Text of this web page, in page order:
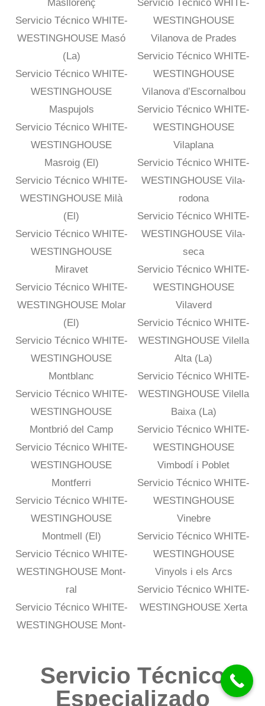
Servicio Técnico WHITE-
WESTINGHOUSE Masó
(La)
Servicio Técnico WHITE-
WESTINGHOUSE
Maspujols
Servicio Técnico WHITE-
WESTINGHOUSE
Masroig (El)
Servicio Técnico WHITE-
WESTINGHOUSE Milà
(El)
Servicio Técnico WHITE-
WESTINGHOUSE
Miravet
Servicio Técnico WHITE-
WESTINGHOUSE Molar
(El)
Servicio Técnico WHITE-
WESTINGHOUSE
Montblanc
Servicio Técnico WHITE-
WESTINGHOUSE
Montbrió del Camp
Servicio Técnico WHITE-
WESTINGHOUSE
Montferri
Servicio Técnico WHITE-
WESTINGHOUSE
Montmell (El)
Servicio Técnico WHITE-
WESTINGHOUSE Mont-
ral
Servicio Técnico WHITE-
WESTINGHOUSE Mont-
WESTINGHOUSE
Vilanova de Prades
Servicio Técnico WHITE-
WESTINGHOUSE
Vilanova d’Escornalbou
Servicio Técnico WHITE-
WESTINGHOUSE
Vilaplana
Servicio Técnico WHITE-
WESTINGHOUSE Vila-
rodona
Servicio Técnico WHITE-
WESTINGHOUSE Vila-
seca
Servicio Técnico WHITE-
WESTINGHOUSE
Vilaverd
Servicio Técnico WHITE-
WESTINGHOUSE Vilella
Alta (La)
Servicio Técnico WHITE-
WESTINGHOUSE Vilella
Baixa (La)
Servicio Técnico WHITE-
WESTINGHOUSE
Vimbodí i Poblet
Servicio Técnico WHITE-
WESTINGHOUSE
Vinebre
Servicio Técnico WHITE-
WESTINGHOUSE
Vinyols i els Arcs
Servicio Técnico WHITE-
WESTINGHOUSE Xerta
Servicio Técnico
Especializado